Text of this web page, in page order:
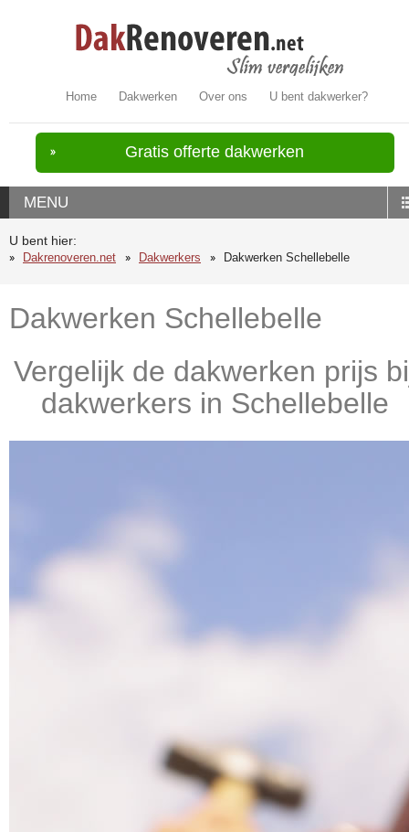
Home Dakwerken Over ons U bent dakwerker?
Gratis offerte dakwerken
MENU
U bent hier:
Dakrenoveren.net
Dakwerkers Dakwerken Schellebelle
Dakwerken Schellebelle
Vergelijk de dakwerken prijs
dakwerkers in Schellebelle